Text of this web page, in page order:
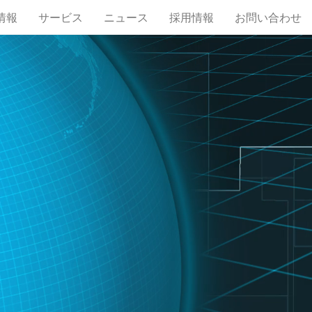
報 サービス ニュース 採用情報 お問い合わせ